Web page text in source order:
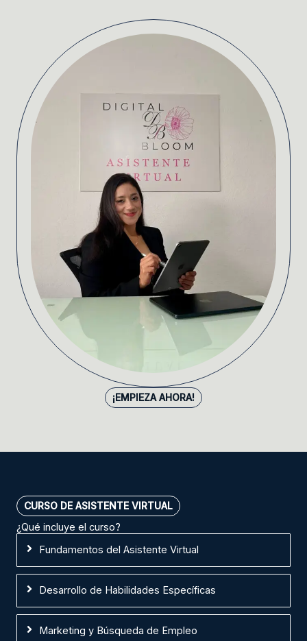
¡EMPIEZA AHORA!
CURSO DE ASISTENTE VIRTUAL
¿Qué incluye el curso?
Fundamentos del Asistente Virtual
Desarrollo de Habilidades Específicas
Marketing y Búsqueda de Empleo